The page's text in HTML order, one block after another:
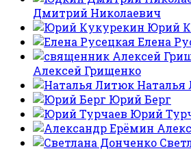
Дмитрий Николаевич
Юрий
Елена
Алексей Грищенко
Юрий Берг
Юрий